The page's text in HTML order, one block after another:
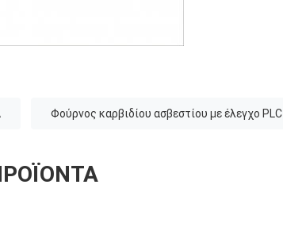
Φούρνος καρβιδίου ασβεστίου με έλεγχο PLC